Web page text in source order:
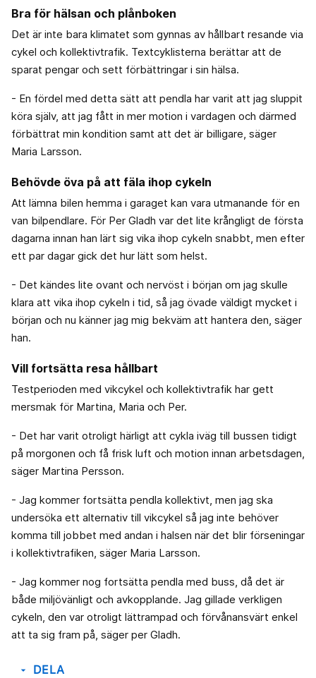
Bra för hälsan och plånboken
Det är inte bara klimatet som gynnas av hållbart resande via
cykel och kollektivtrafik. Textcyklisterna berättar att de
sparat pengar och sett förbättringar i sin hälsa.
- En fördel med detta sätt att pendla har varit att jag sluppit
köra själv, att jag fått in mer motion i vardagen och därmed
förbättrat min kondition samt att det är billigare, säger
Maria Larsson.
Behövde öva på att fäla ihop cykeln
Att lämna bilen hemma i garaget kan vara utmanande för en
van bilpendlare. För Per Gladh var det lite krångligt de första
dagarna innan han lärt sig vika ihop cykeln snabbt, men efter
ett par dagar gick det hur lätt som helst.
- Det kändes lite ovant och nervöst i början om jag skulle
klara att vika ihop cykeln i tid, så jag övade väldigt mycket i
början och nu känner jag mig bekväm att hantera den, säger
han.
Vill fortsätta resa hållbart
Testperioden med vikcykel och kollektivtrafik har gett
mersmak för Martina, Maria och Per.
- Det har varit otroligt härligt att cykla iväg till bussen tidigt
på morgonen och få frisk luft och motion innan arbetsdagen,
säger Martina Persson.
- Jag kommer fortsätta pendla kollektivt, men jag ska
undersöka ett alternativ till vikcykel så jag inte behöver
komma till jobbet med andan i halsen när det blir förseningar
i kollektivtrafiken, säger Maria Larsson.
- Jag kommer nog fortsätta pendla med buss, då det är
både miljövänligt och avkopplande. Jag gillade verkligen
cykeln, den var otroligt lättrampad och förvånansvärt enkel
att ta sig fram på, säger per Gladh.
arrow_drop_down DELA